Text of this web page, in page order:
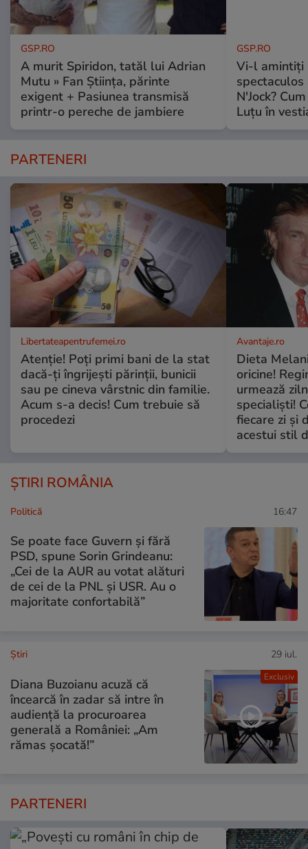
GSP.RO
A murit Spiridon, tatăl lui Adrian
Mutu » Fan Știința, părinte
exigent + Pasiunea transmisă
printr-o pereche de jambiere
GSP.RO
Vi-l amintiți
spectaculos
N'Jock?
Luțu în
PARTENERI
Libertateapentrufemei.ro
Atenție! Poți primi bani de la stat
dacă-ți îngrijești părinții, bunicii
sau pe cineva vârstnic din familie.
Acum s-a decis! Cum trebuie să
procedezi
Avantaje.ro
Dieta
oricine!
urmează
specialiști!
fiecare zi și
acestui stil
ȘTIRI ROMÂNIA
Politică 16:47
Se poate face Guvern și fără
PSD, spune Sorin Grindeanu:
„Cei de la AUR au votat alături
de cei de la PNL şi USR. Au o
majoritate confortabilă”
Exclusiv
Ştiri 29 iul.
Diana Buzoianu acuză că
încearcă în zadar să intre în
audiență la procuroarea
generală a României: „Am
rămas șocată!”
PARTENERI